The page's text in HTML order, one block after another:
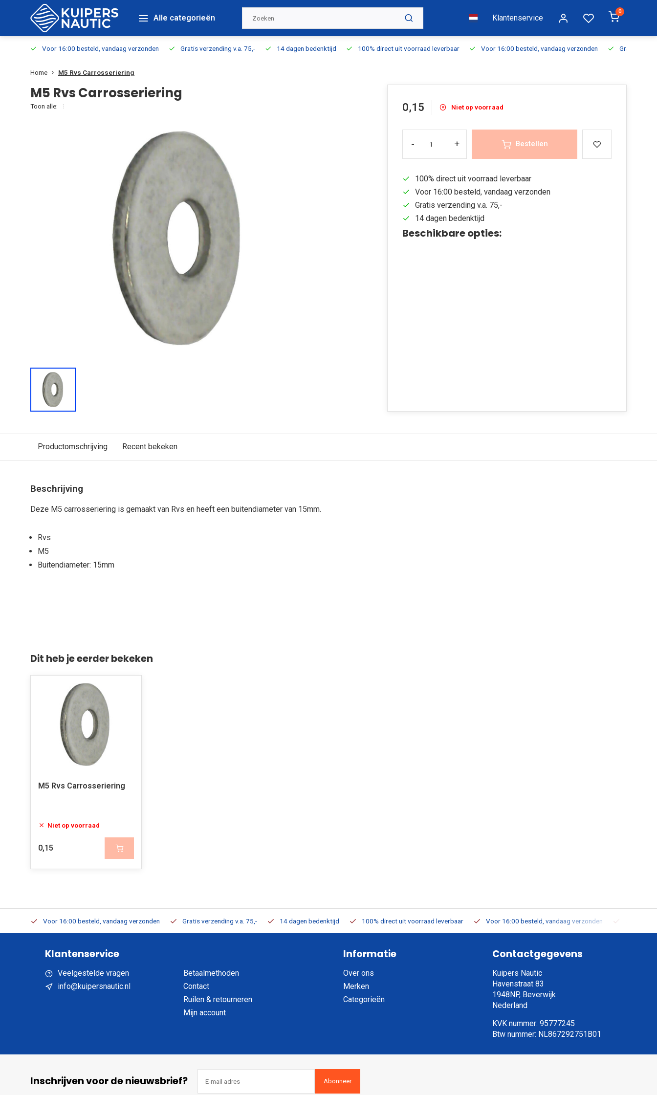
Alle categorieën Klantenservice
0
Voor 16:00 besteld, vandaag verzonden Gratis verzending v.a. 75,- 14 dagen bedenktijd 100% direct uit voorraad leverbaar Voor 16:00 besteld, vandaag verzonden Gratis
Home M5 Rvs Carrosseriering
M5 Rvs Carrosseriering
Toon alle: 0,15 Niet op voorraad
- + Bestellen
100% direct uit voorraad leverbaar
Voor 16:00 besteld, vandaag verzonden
Gratis verzending v.a. 75,-
14 dagen bedenktijd
Beschikbare opties:
Productomschrijving Recent bekeken
Beschrijving
Deze M5 carrosseriering is gemaakt van Rvs en heeft een buitendiameter van 15mm.
Rvs
M5
Buitendiameter: 15mm
Dit heb je eerder bekeken
M5 Rvs Carrosseriering
Niet op voorraad
0,15
Voor 16:00 besteld, vandaag verzonden Gratis verzending v.a. 75,- 14 dagen bedenktijd 100% direct uit voorraad leverbaar Voor 16:00 besteld, vandaag verzonden
Klantenservice
Veelgestelde vragen
info@kuipersnautic.nl
Betaalmethoden
Contact
Ruilen & retourneren
Mijn account
Informatie
Over ons
Merken
Categorieën
Contactgegevens
Kuipers Nautic
Havenstraat 83
1948NP, Beverwijk
Nederland
KVK nummer: 95777245
Btw nummer: NL867292751B01
Inschrijven voor de nieuwsbrief? Abonneer